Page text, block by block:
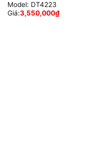
Model: DT4223
Giá:3,550,000₫